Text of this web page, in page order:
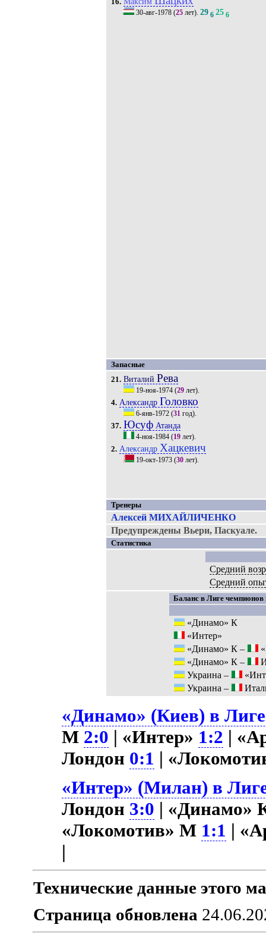
16.
30-авг-1978(25лет). 29 6 25 6
Запасные
21. Виталий Рева
19-ноя-1974(29лет).
4. Александр Головко
6-янв-1972(31год).
37. ЮсуфАтанда
4-ноя-1984(19лет).
2. Александр Хацкевич
19-окт-1973(30лет).
Тренеры
Алексей МИХАЙЛИЧЕНКО
Предупреждены Вьери, Паскуале.
Статистика
Средний
Средний
Баланс в Лиге чемпионов
«Динамо» К
«Интер»
«Динамо» К –
«Динамо» К –
Украина –
Украина –
«Динамо» (Киев) в
М 2:0 | «Интер» 1:2 |
Лондон 0:1 |
«Интер» (Милан) в
Лондон 3:0 | «Динамо»
«Локомотив» М 1:1 |
|
Технические данные этого
Страница обновлена